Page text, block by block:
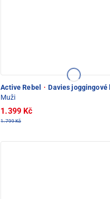
Active Rebel · Davies joggingové
Muži
1.399 Kč
1.799 Kč